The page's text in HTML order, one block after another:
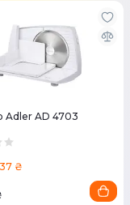
Adler AD 4703
₴